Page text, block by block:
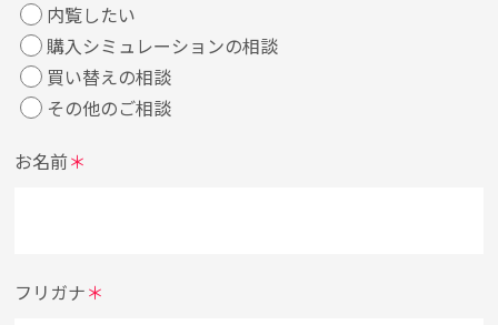
内覧したい
購入シミュレーションの相談
買い替えの相談
その他のご相談
お名前＊
フリガナ＊